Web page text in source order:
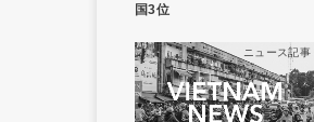
国3位
ニュース記事